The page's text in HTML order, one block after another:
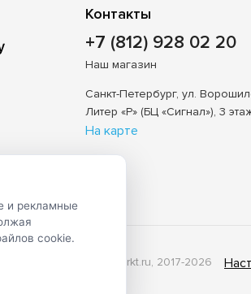
Контакты
+7 (812) 928 02 20
Наш магазин
Санкт-Петербург, ул.
Литер «Р» (БЦ «Сигнал»), 3
На карте
© Shveimarkt.ru, 2017-2026
и рекламные
cookie.